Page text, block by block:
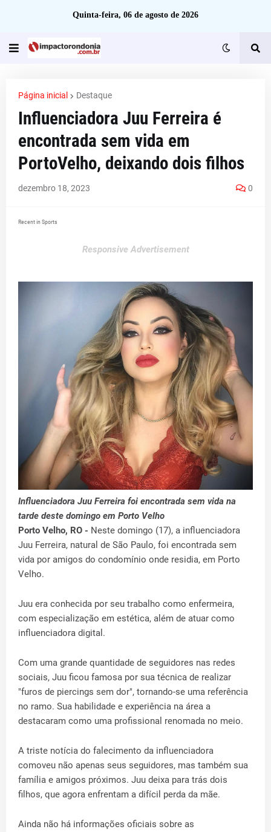
Quinta-feira, 06 de agosto de 2026
Página inicial Destaque
Influenciadora Juu Ferreira é
encontrada sem vida em
PortoVelho, deixando dois filhos
dezembro 18, 2023 0
Recent in Sports
Responsive Advertisement
Influenciadora Juu Ferreira foi encontrada sem vida na
tarde deste domingo em Porto Velho
Porto Velho, RO - Neste domingo (17), a influenciadora
Juu Ferreira, natural de São Paulo, foi encontrada sem
vida por amigos do condomínio onde residia, em Porto
Velho.
Juu era conhecida por seu trabalho como enfermeira,
com especialização em estética, além de atuar como
influenciadora digital.
Com uma grande quantidade de seguidores nas redes
sociais, Juu ficou famosa por sua técnica de realizar
"furos de piercings sem dor", tornando-se uma referência
no ramo. Sua habilidade e experiência na área a
destacaram como uma profissional renomada no meio.
A triste notícia do falecimento da influenciadora
comoveu não apenas seus seguidores, mas também sua
família e amigos próximos. Juu deixa para trás dois
filhos, que agora enfrentam a difícil perda da mãe.
Ainda não há informações oficiais sobre as